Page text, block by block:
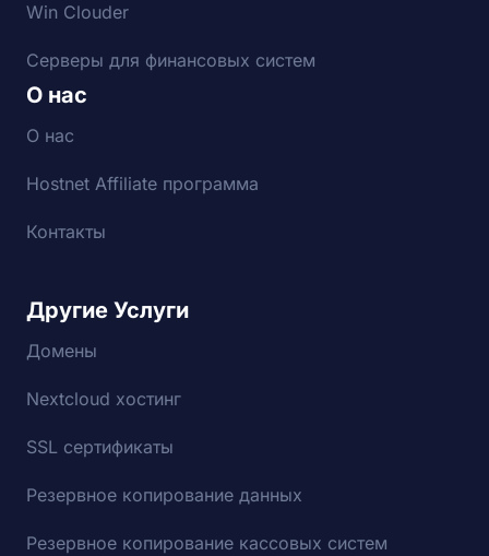
Win Clouder
Серверы для финансовых систем
О нас
О нас
Hostnet Affiliate программа
Контакты
Другие Услуги
Домены
Nextcloud хостинг
SSL сертификаты
Резервное копирование данных
Резервное копирование кассовых систем